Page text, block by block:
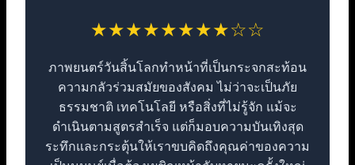
★★★★★★★★☆☆
ภาพยนตร์วันสิ้นโลกทำหน้าที่เป็นกระจกสะท้อน
ความกลัวร่วมสมัยของสังคม ไม่ว่าจะเป็นภัย
ธรรมชาติ เทคโนโลยี หรือสิ่งที่ไม่รู้จัก แม้จะ
ดำเนินตามสูตรสำเร็จ แต่ก็มอบความบันเทิงสุด
ระทึกและกระตุ้นให้เราขบคิดถึงคุณค่าของความ